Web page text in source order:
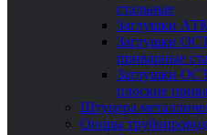
стальные
Заглушки
Заглушки
приварные
Заглушки
плоские
Штуцера
Опоры